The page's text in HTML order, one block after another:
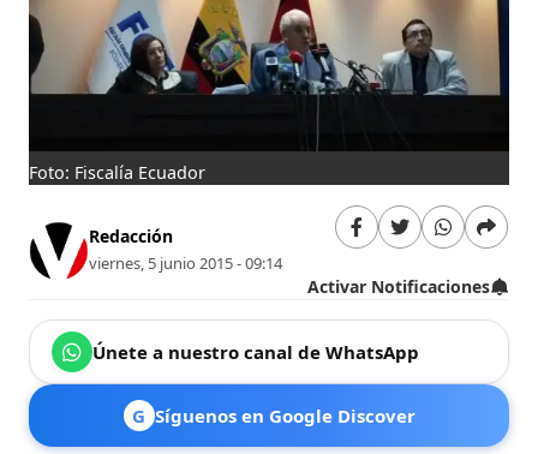
Foto: Fiscalía Ecuador
Redacción
viernes, 5 junio 2015 - 09:14
Activar Notificaciones
Únete a nuestro canal de WhatsApp
G Síguenos en Google Discover